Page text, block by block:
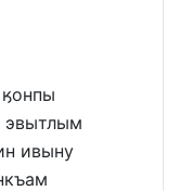
эвытлым
ивыну